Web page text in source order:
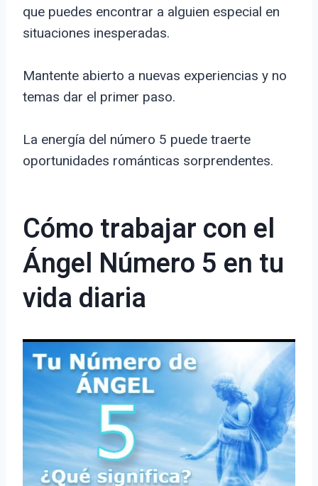
que puedes encontrar a alguien especial en
situaciones inesperadas.
Mantente abierto a nuevas experiencias y no
temas dar el primer paso.
La energía del número 5 puede traerte
oportunidades románticas sorprendentes.
Cómo trabajar con el
Ángel Número 5 en tu
vida diaria